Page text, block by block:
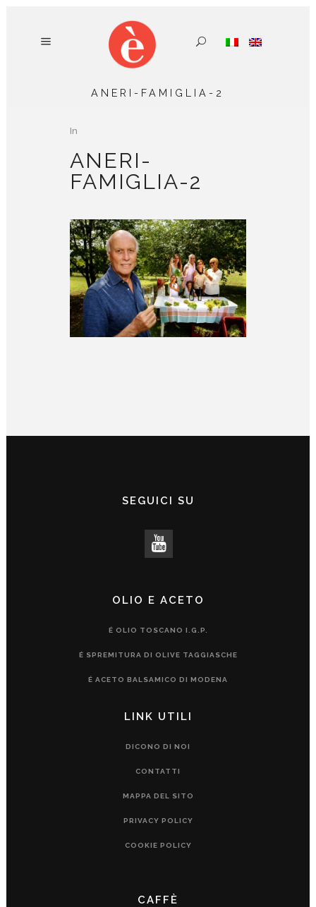
ANERI-FAMIGLIA-2
In
ANERI-
FAMIGLIA-2
SEGUICI SU
OLIO E ACETO
É OLIO TOSCANO I.G.P.
É SPREMITURA DI OLIVE TAGGIASCHE
É ACETO BALSAMICO DI MODENA
LINK UTILI
DICONO DI NOI
CONTATTI
MAPPA DEL SITO
PRIVACY POLICY
COOKIE POLICY
CAFFÈ